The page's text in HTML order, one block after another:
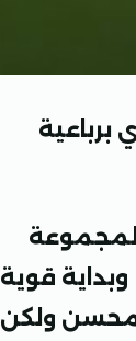
برباعية
لمجموعة
قوية
لصلاح محسن ولكن